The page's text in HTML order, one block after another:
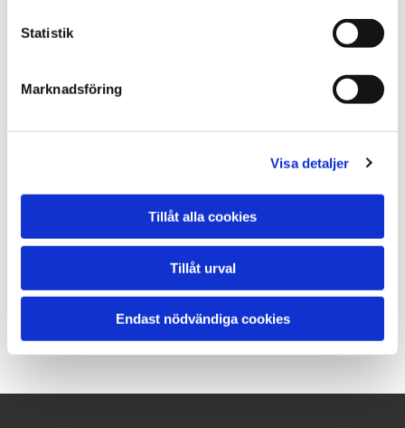
Statistik
Marknadsföring
Visa detaljer
Tillåt alla cookies
Tillåt urval
Endast nödvändiga cookies
KONTAKTA MIG ANGÅENDE DENNA PRODUKT
lyftkapacitet 250kg
Ange nr: 3111
Pris: Ring eller maila